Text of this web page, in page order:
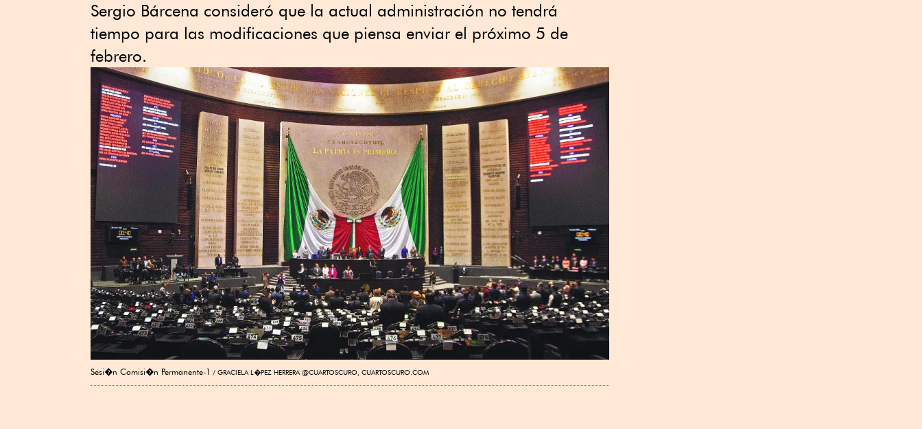
Sergio Bárcena consideró que la actual administración no tendrá
tiempo para las modificaciones que piensa enviar el próximo 5 de
febrero.
Sesi�n Comisi�n Permanente-1 GRACIELA L�PEZ HERRERA @CUARTOSCURO, CUARTOSCURO.COM